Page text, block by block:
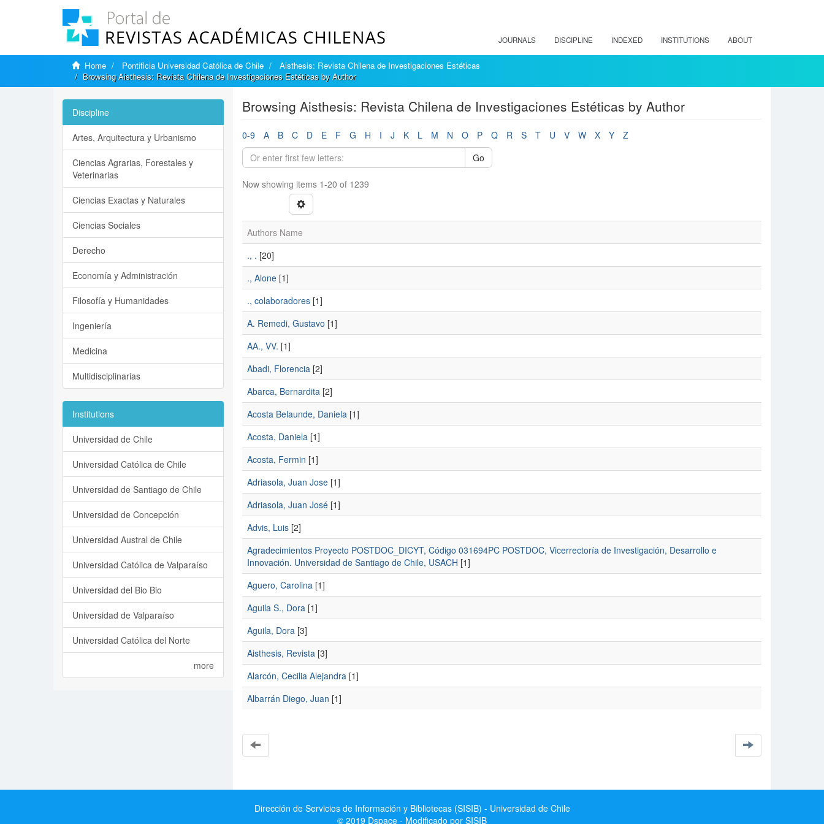
JOURNALS DISCIPLINE INDEXED INSTITUTIONS ABOUT
Home Pontificia Universidad Católica de Chile
Aisthesis: Revista Chilena de Investigaciones Estéticas
Browsing Aisthesis: Revista Chilena de Investigaciones Estéticas by Author
Browsing Aisthesis: Revista Chilena de Investigaciones Estéticas by Author
0-9 A B C D E F G H I J K L M N O P Q R S T U V W X Y
Z
Go
Now showing items 1-20 of 1239
Authors Name
., . [20]
., Alone[1]
., colaboradores[1]
A. Remedi, Gustavo [1]
AA., VV. [1]
Abadi, Florencia[2]
Abarca, Bernardita[2]
Acosta Belaunde, Daniela[1]
Acosta, Daniela[1]
Acosta, Fermin [1]
Adriasola, Juan Jose[1]
Adriasola, Juan José[1]
Advis, Luis[2]
Agradecimientos Proyecto POSTDOC_DICYT, Código 031694PC POSTDOC, Vicerrectoría de Investigación, Desarrollo e
Innovación. Universidad de Santiago de Chile, USACH [1]
Aguero, Carolina[1]
Aguila S., Dora[1]
Aguila, Dora[3]
Aisthesis, Revista[3]
Alarcón, Cecilia Alejandra[1]
Albarrán Diego, Juan [1]
Discipline
Artes, Arquitectura y Urbanismo
Ciencias Agrarias, Forestales y
Veterinarias
Ciencias Exactas y Naturales
Ciencias Sociales
Derecho
Economía y Administración
Filosofía y Humanidades
Ingeniería
Medicina
Multidisciplinarias
Institutions
Universidad de Chile
Universidad Católica de Chile
Universidad de Santiago de Chile
Universidad de Concepción
Universidad Austral de Chile
Universidad Católica de Valparaíso
Universidad del Bio Bio
Universidad de Valparaíso
Universidad Católica del Norte
more
Dirección de Servicios de Información y Bibliotecas (SISIB) - Universidad de Chile
© 2019 Dspace - Modificado por SISIB